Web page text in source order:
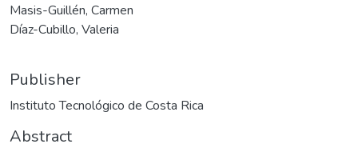
Masis-Guillén, Carmen
Díaz-Cubillo, Valeria
Publisher
Instituto Tecnológico de Costa Rica
Abstract